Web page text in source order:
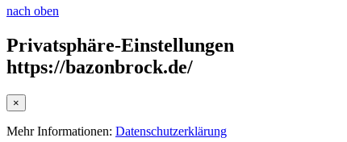
nach oben
Privatsphäre-Einstellungen
https://bazonbrock.de/
×
Mehr Informationen: Datenschutzerklärung